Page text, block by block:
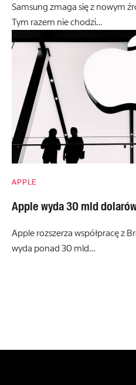
Samsung zmaga się z nowym
Tym razem nie chodzi…
APPLE
Apple wyda 30 mld
Apple rozszerza współpracę z
wyda ponad 30 mld…